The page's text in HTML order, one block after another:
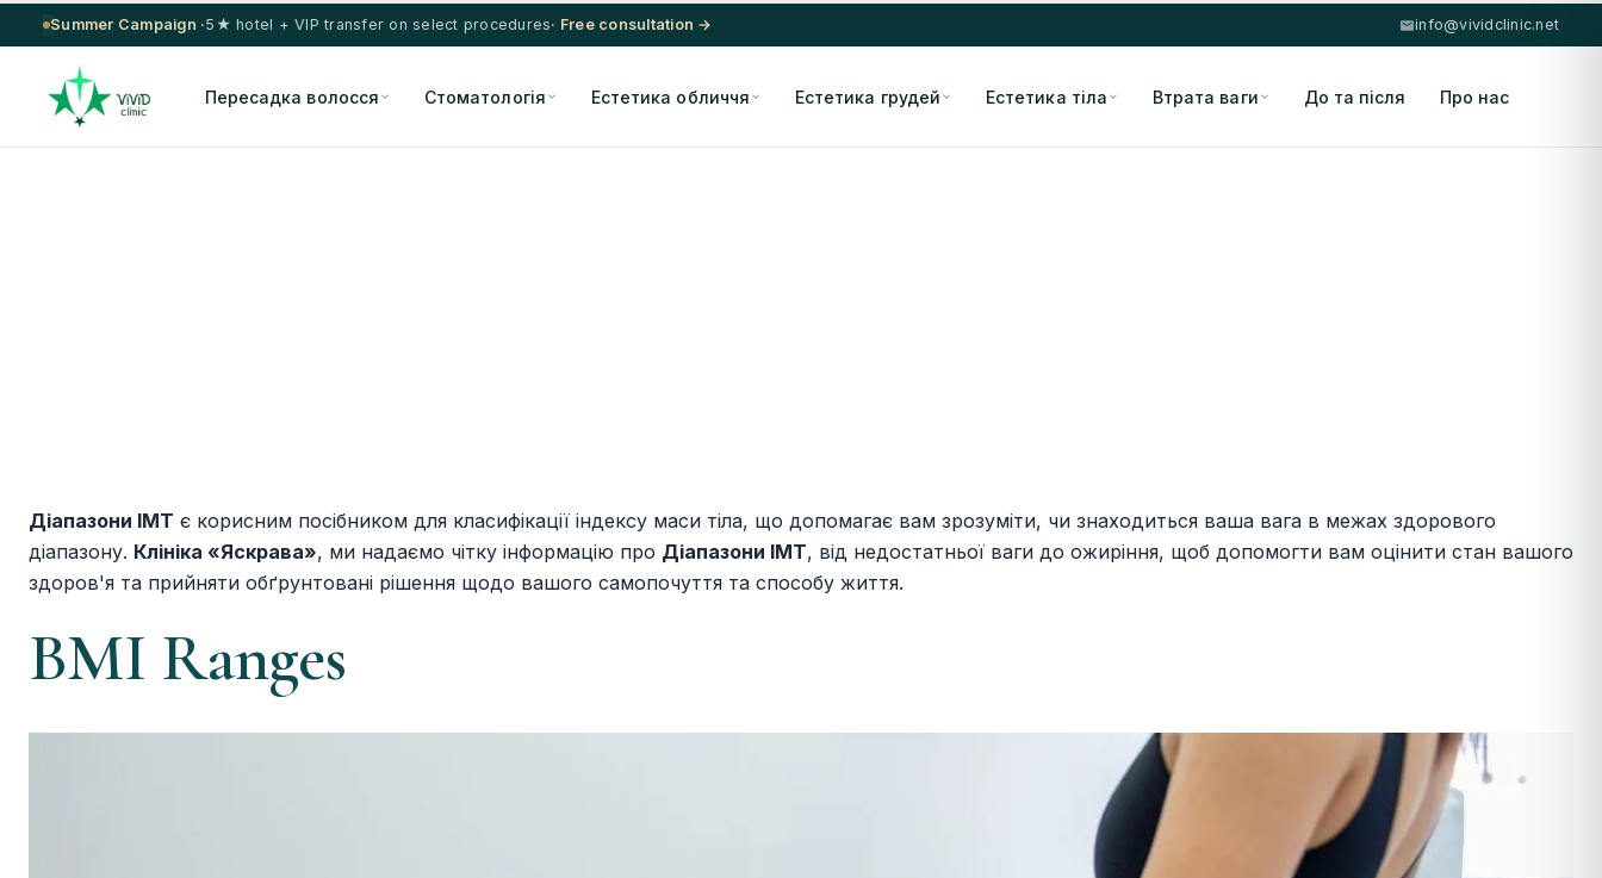
Summer Campaign ·5★ hotel + VIP transfer on select procedures· Free consultation → info@vividclinic.net
Пересадка волосся Стоматологія Естетика обличчя Естетика грудей Естетика тіла Втрата ваги До та після Про нас
Діапазони ІМТ є корисним посібником для класифікації індексу маси тіла, що допомагає вам зрозуміти, чи знаходиться ваша вага в межах здорового
діапазону. Клініка «Яскрава», ми надаємо чітку інформацію про Діапазони ІМТ, від недостатньої ваги до ожиріння, щоб допомогти вам оцінити стан вашого
здоров'я та прийняти обґрунтовані рішення щодо вашого самопочуття та способу життя.
BMI Ranges